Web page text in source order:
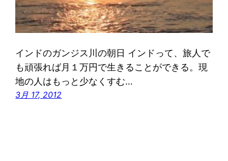
インドのガンジス川の朝日 インドって、旅人で
も頑張れば月１万円で生きることができる。現
地の人はもっと少なくすむ…
3月 17, 2012